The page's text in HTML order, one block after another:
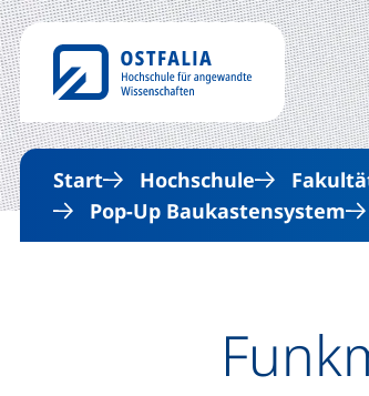
Start Hochschule
Pop-Up Baukastensystem